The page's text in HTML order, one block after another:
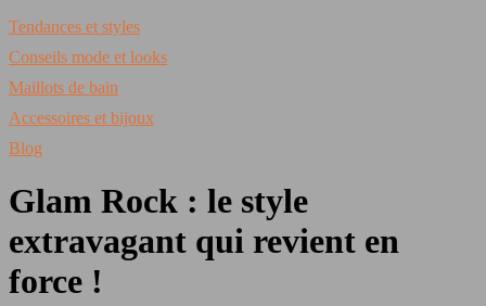
Tendances et styles
Conseils mode et looks
Maillots de bain
Accessoires et bijoux
Blog
Glam Rock : le style
extravagant qui revient en
force !